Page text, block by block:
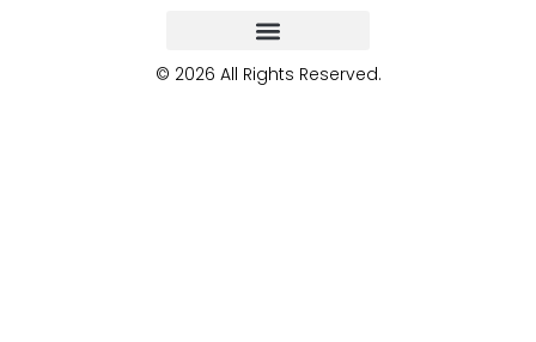
© 2026 All Rights Reserved.